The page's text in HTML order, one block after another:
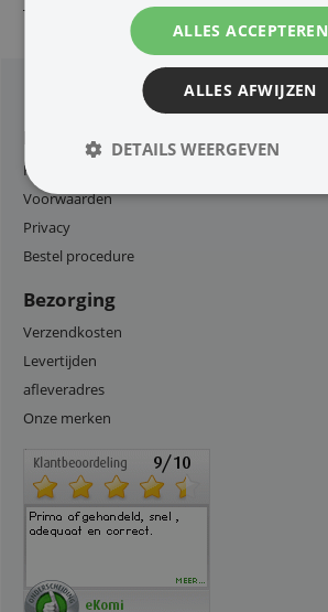
Klantenservice
Retouren en Defecten
Voorwaarden
Privacy
Bestel procedure
Bezorging
Verzendkosten
Levertijden
afleveradres
Onze merken
ALLES ACCEPTEREN
ALLES AFWIJZEN
DETAILS WEERGEVEN